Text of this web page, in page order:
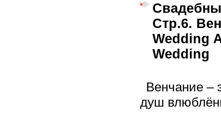
Стр.6.
Wedding
Wedding
Венчание –
душ